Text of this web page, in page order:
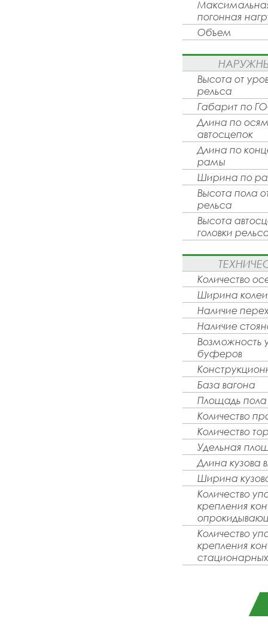
погонная
Объем
Высота от
рельса
Габарит по
Длина по
автосцепок
Длина по
рамы
Ширина по
Высота пола
рельса
Высота
головки
Количество
Ширина колеи
Наличие
Наличие
Возможность
буферов
База вагона
Площадь пола
Количество
Количество
Удельная
Длина кузова
Ширина
Количество
крепления
Количество
крепления
стационарных